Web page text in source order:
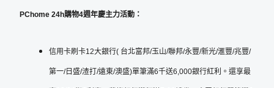
PChome 24h購物4週年慶主力活動：
信用卡刷卡12大銀行( 台北富邦/玉山/聯邦/永豐/新光/滙豐/兆豐/
第一/日盛/渣打/遠東/澳盛)單筆滿6千送6,000銀行紅利。還享最